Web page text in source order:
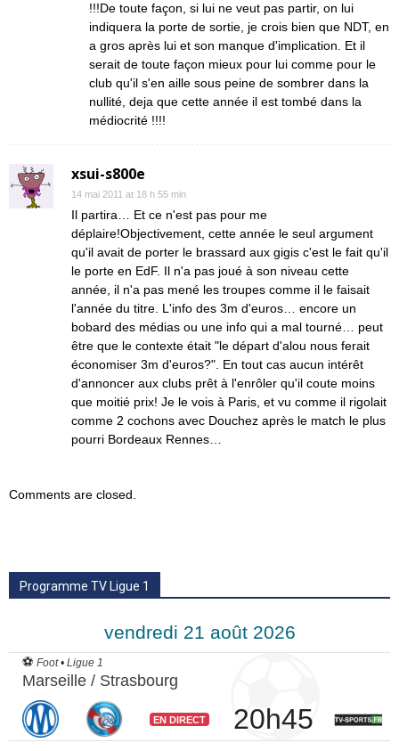
!!!De toute façon, si lui ne veut pas partir, on lui
indiquera la porte de sortie, je crois bien que NDT, en
a gros après lui et son manque d'implication. Et il
serait de toute façon mieux pour lui comme pour le
club qu'il s'en aille sous peine de sombrer dans la
nullité, deja que cette année il est tombé dans la
médiocrité !!!!
xsui-s800e
14 mai 2011 at 18 h 55 min
Il partira… Et ce n'est pas pour me
déplaire!Objectivement, cette année le seul argument
qu'il avait de porter le brassard aux gigis c'est le fait qu'il
le porte en EdF. Il n'a pas joué à son niveau cette
année, il n'a pas mené les troupes comme il le faisait
l'année du titre. L'info des 3m d'euros… encore un
bobard des médias ou une info qui a mal tourné… peut
être que le contexte était "le départ d'alou nous ferait
économiser 3m d'euros?". En tout cas aucun intérêt
d'annoncer aux clubs prêt à l'enrôler qu'il coute moins
que moitié prix! Je le vois à Paris, et vu comme il rigolait
comme 2 cochons avec Douchez après le match le plus
pourri Bordeaux Rennes…
Comments are closed.
Programme TV Ligue 1